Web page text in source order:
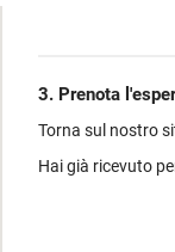
3. Prenota
Torna sul nostro
Hai già ricevuto